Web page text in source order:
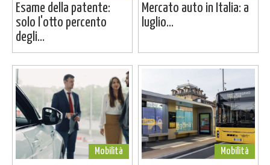
Esame della patente:
solo l'otto percento
degli...
Mercato auto in Italia: a
luglio...
Mobilità Mobilità